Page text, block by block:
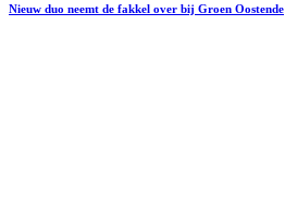
Nieuw duo neemt de fakkel over bij Groen Oostende